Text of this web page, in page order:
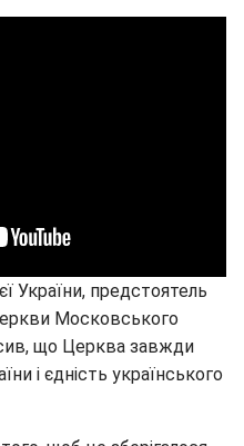
України, предстоятель
Московського
що Церква завжди
і єдність українського